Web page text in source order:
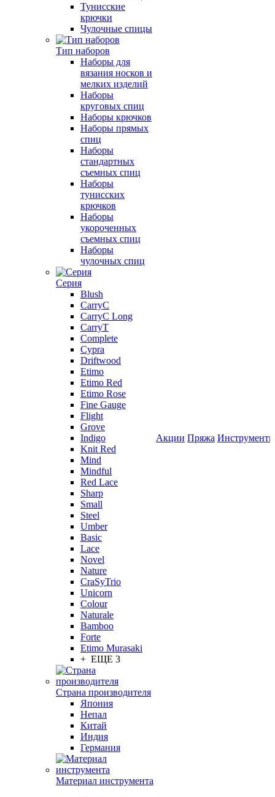
Тунисские
крючки
Чулочные спицы
Тип наборов
Наборы для
вязания носков и
мелких изделий
Наборы
круговых спиц
Наборы крючков
Наборы прямых
спиц
Наборы
стандартных
съемных спиц
Наборы
тунисских
крючков
Наборы
укороченных
съемных спиц
Наборы
чулочных спиц
Серия
Blush
CarryC
CarryC Long
CarryT
Complete
Cypra
Driftwood
Etimo
Etimo Red
Etimo Rose
Fine Gauge
Flight
Grove
Indigo
Knit Red
Mind
Mindful
Red Lace
Sharp
Small
Steel
Umber
Basic
Lace
Novel
Nature
CraSyTrio
Unicorn
Colour
Naturale
Bamboo
Forte
Etimo Murasaki
+ ЕЩЕ 3
Страна производителя
Япония
Непал
Китай
Индия
Германия
Материал инструмента
Акции Пряжа Инструменты